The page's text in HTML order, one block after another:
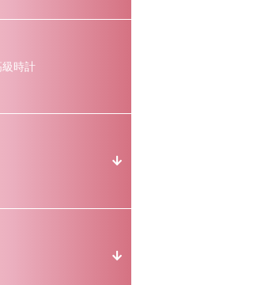
級時計